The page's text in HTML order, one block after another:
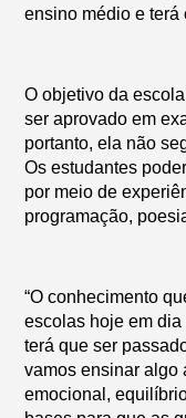
ensino médio e
O objetivo da
ser aprovado em
portanto, ela não
Os estudantes
por meio de
programação,
“O conhecimento
escolas hoje em
terá que ser
vamos ensinar algo
emocional,